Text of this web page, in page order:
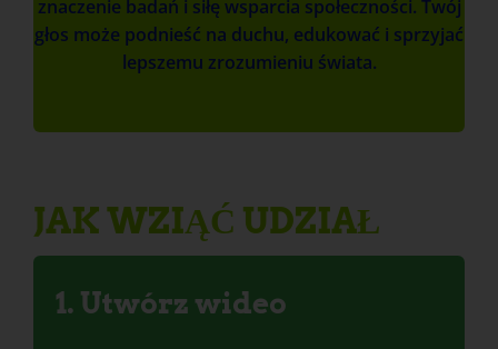
znaczenie badań i siłę wsparcia społeczności. Twój
głos może podnieść na duchu, edukować i sprzyjać
lepszemu zrozumieniu świata.
JAK WZIĄĆ UDZIAŁ
1. Utwórz wideo